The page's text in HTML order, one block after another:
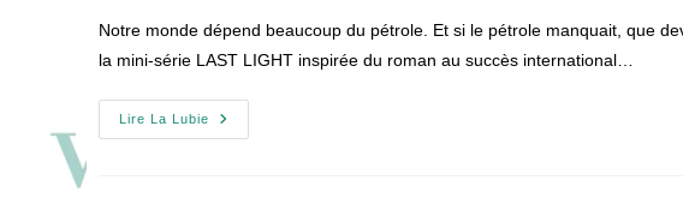
publication :
publication :
Notre monde dépend beaucoup du pétrole. Et si le pétrole manquait, que
la mini-série LAST LIGHT inspirée du roman au succès international…
Lire La Lubie
LAST
LIGHT